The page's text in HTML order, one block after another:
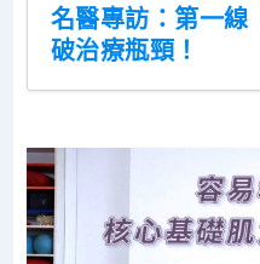
名醫專訪：第一線
破治療瓶頸！